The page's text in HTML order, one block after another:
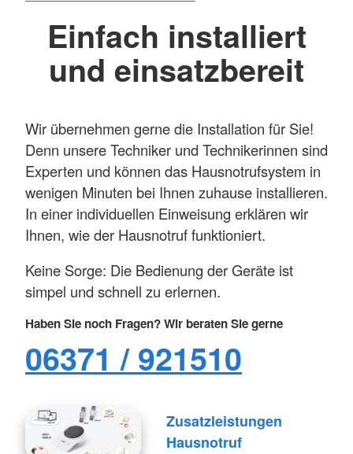
Einfach installiert
und einsatzbereit
Wir übernehmen gerne die Installation für Sie!
Denn unsere Techniker und Technikerinnen sind
Experten und können das Hausnotrufsystem in
wenigen Minuten bei Ihnen zuhause installieren.
In einer individuellen Einweisung erklären wir
Ihnen, wie der Hausnotruf funktioniert.
Keine Sorge: Die Bedienung der Geräte ist
simpel und schnell zu erlernen.
Haben Sie noch Fragen? Wir beraten Sie gerne
06371 / 921510
Zusatzleistungen
Hausnotruf